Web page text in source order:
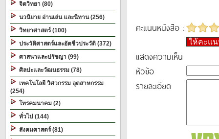
จิตวิทยา (80)
นวนิยาย อ่านเล่น และนิทาน (256)
วิทยาศาสตร์ (100)
ประวัติศาสตร์และอัตชีวประวัติ (372)
ศาสนาและปรัชญา (99)
ศิลปะและวัฒนธรรม (78)
เทคโนโลยี วิศวกรรม อุตสาหกรรม
(254)
โทรคมนาคม (2)
ทั่วไป (144)
สังคมศาสตร์ (81)
คะแนนหนังสือ :
ให้คะแ
แสดงความเห็น
หัวข้อ
รายละเอียด